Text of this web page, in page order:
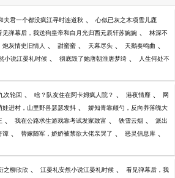
夫君一个都没疯江寻时连道秋 、 心似已灰之木项雪儿鹿
见弹幕后，我送狗皇帝和白月光归西元辰轩苏婉婉 、 林深不
炮灰情史旧情人 、 甜蜜蜜 、 天幕尽头 、 天鹅奏鸣曲 、
小说江晏礼时候 、 彻底毁了她唐朝淮唐梦绮 、 人生何处不
次轮回 、 啥？队友住在阿卡姆疯人院？ 、 港夜情靡 、 网
娃进村，山里野兽瑟瑟发抖 、 娇知青靠颠勺，反向养落魄大
、 我在公路求生游戏靠考试发家致富 、 铁雪云烟 、 派出
谭 、 替嫁随军，娇娇被禁欲大佬亲哭了 、 恶灵信息库 、
之柳欣欣 、 江晏礼安然小说江晏礼时候 、 看见弹幕后，我